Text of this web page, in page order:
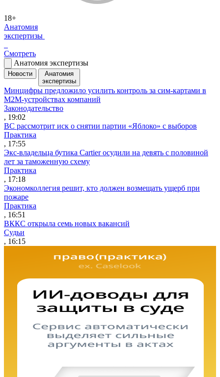
18+
Анатомия
экспертизы
Смотреть
Анатомия экспертизы
Новости
Анатомия
экспертизы
Минцифры предложило усилить контроль за сим-картами в
M2M-устройствах компаний
Законодательство
, 19:02
ВС рассмотрит иск о снятии партии «Яблоко» с выборов
Практика
, 17:55
Экс-владельца бутика Cartier осудили на девять с половиной
лет за таможенную схему
Практика
, 17:18
Экономколлегия решит, кто должен возмещать ущерб при
пожаре
Практика
, 16:51
ВККС открыла семь новых вакансий
Судьи
, 16:15